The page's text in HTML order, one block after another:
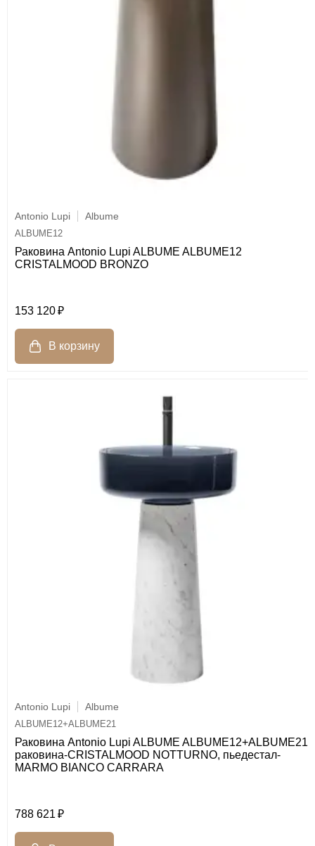
Antonio Lupi Albume
ALBUME12
Раковина Antonio Lupi ALBUME ALBUME12
CRISTALMOOD BRONZO
153 120
Antonio Lupi Albume
ALBUME12+ALBUME21
Раковина Antonio Lupi ALBUME ALBUME12+ALBUME21
раковина-CRISTALMOOD NOTTURNO, пьедестал-
MARMO BIANCO CARRARA
788 621